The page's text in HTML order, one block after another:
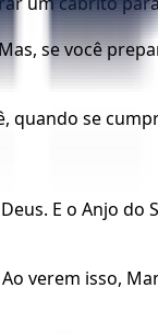
se você
quando se
E o Anjo
verem isso,